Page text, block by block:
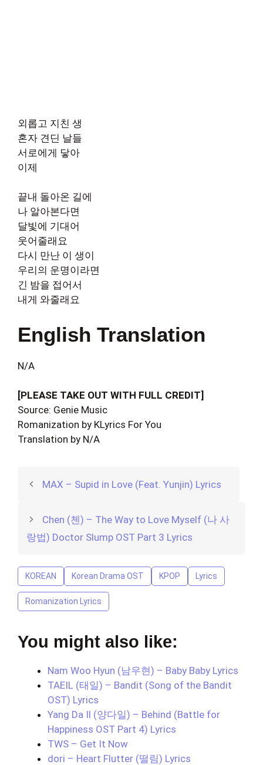
외롭고 지친 생
혼자 견딘 날들
서로에게 닿아
이제
끝내 돌아온 길에
나 알아본다면
달빛에 기대어
웃어줄래요
다시 만난 이 생이
우리의 운명이라면
긴 밤을 접어서
내게 와줄래요
English Translation
N/A
[PLEASE TAKE OUT WITH FULL CREDIT]
Source: Genie Music
Romanization by KLyrics For You
Translation by N/A
MAX – Supid in Love (Feat. Yunjin) Lyrics
Chen (첸) – The Way to Love Myself (나 사
랑법) Doctor Slump OST Part 3 Lyrics
KOREAN Korean Drama OST KPOP Lyrics
Romanization Lyrics
You might also like:
Nam Woo Hyun (남우현) – Baby Baby Lyrics
TAEIL (태일) – Bandit (Song of the Bandit
OST) Lyrics
Yang Da Il (양다일) – Behind (Battle for
Happiness OST Part 4) Lyrics
TWS – Get It Now
dori – Heart Flutter (떨림) Lyrics